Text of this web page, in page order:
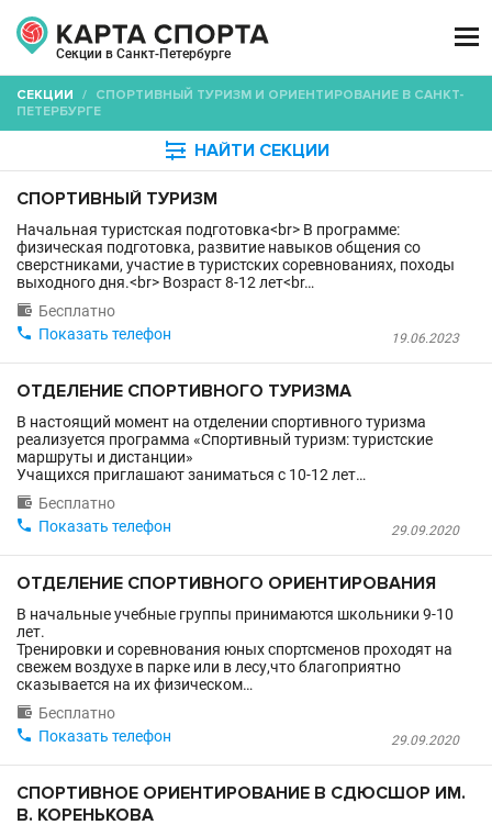
Секции в Санкт-Петербурге

СЕКЦИИ / СПОРТИВНЫЙ ТУРИЗМ И ОРИЕНТИРОВАНИЕ В САНКТ-
ПЕТЕРБУРГЕ
 НАЙТИ СЕКЦИИ
СПОРТИВНЫЙ ТУРИЗМ
Начальная туристская подготовка<br> В программе:
физическая подготовка, развитие навыков общения со
сверстниками, участие в туристских соревнованиях, походы
выходного дня.<br> Возраст 8-12 лет<br…
 Бесплатно
19.06.2023
 Показать телефон
ОТДЕЛЕНИЕ СПОРТИВНОГО ТУРИЗМА
В настоящий момент на отделении спортивного туризма
реализуется программа «Спортивный туризм: туристские
маршруты и дистанции»
Учащихся приглашают заниматься с 10-12 лет…
 Бесплатно
29.09.2020
 Показать телефон
ОТДЕЛЕНИЕ СПОРТИВНОГО ОРИЕНТИРОВАНИЯ
В начальные учебные группы принимаются школьники 9-10
лет.
Тренировки и соревнования юных спортсменов проходят на
свежем воздухе в парке или в лесу,что благоприятно
сказывается на их физическом…
 Бесплатно
29.09.2020
 Показать телефон
СПОРТИВНОЕ ОРИЕНТИРОВАНИЕ В СДЮСШОР ИМ.
В. КОРЕНЬКОВА